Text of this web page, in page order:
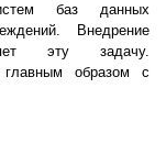
баз данных
Внедрение
эту задачу.
главным образом с